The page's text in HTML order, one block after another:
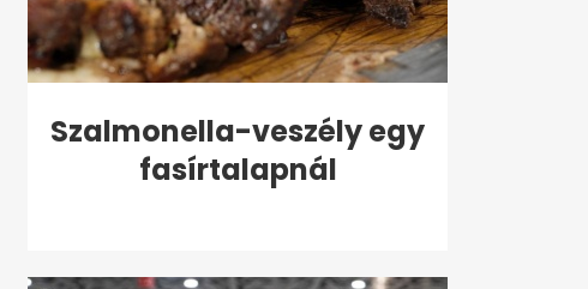
Szalmonella-veszély egy
fasírtalapnál